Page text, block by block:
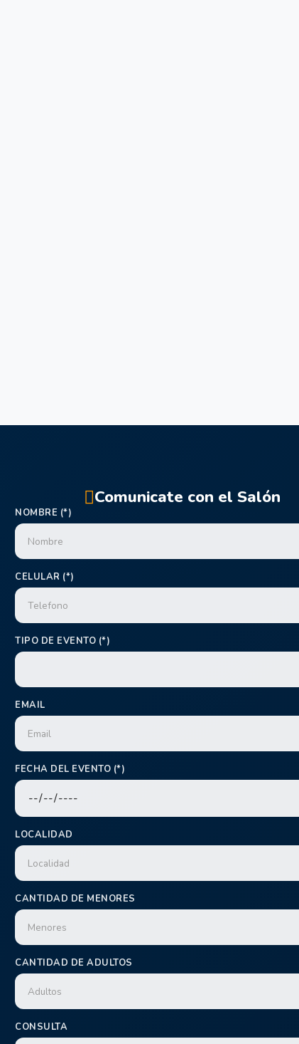
Comunicate con el Salón
NOMBRE (*)
CELULAR (*)
TIPO DE EVENTO (*)
EMAIL
FECHA DEL EVENTO (*)
LOCALIDAD
CANTIDAD DE MENORES
CANTIDAD DE ADULTOS
CONSULTA